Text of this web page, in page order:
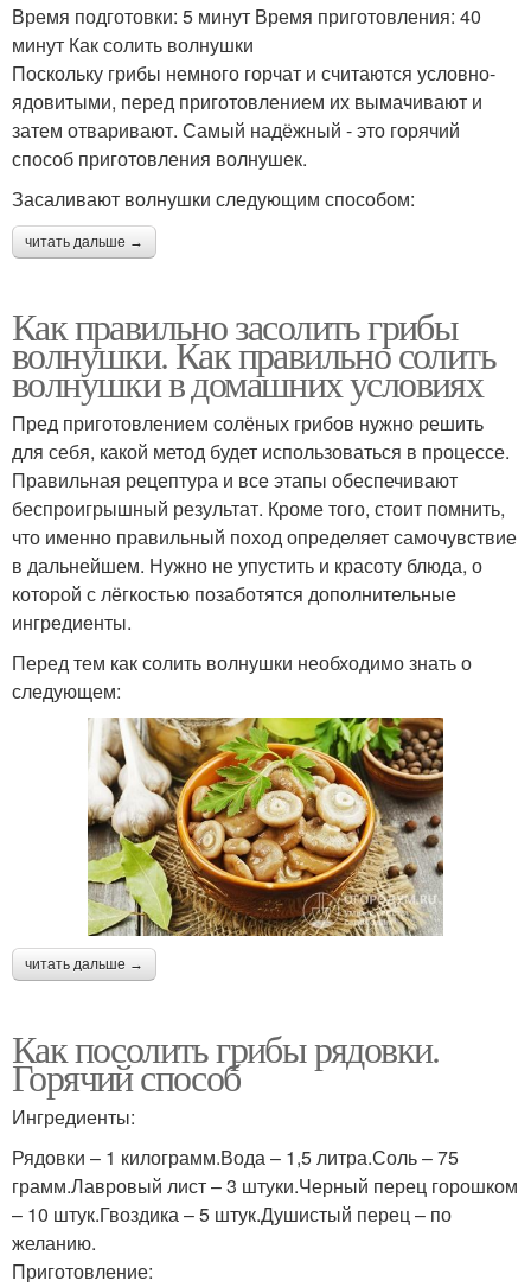
Время подготовки: 5 минут Время приготовления: 40
минут Как солить волнушки
Поскольку грибы немного горчат и считаются условно-
ядовитыми, перед приготовлением их вымачивают и
затем отваривают. Самый надёжный - это горячий
способ приготовления волнушек.
Засаливают волнушки следующим способом:
читать дальше →
Как правильно засолить грибы
волнушки. Как правильно солить
волнушки в домашних условиях
Пред приготовлением солёных грибов нужно решить
для себя, какой метод будет использоваться в процессе.
Правильная рецептура и все этапы обеспечивают
беспроигрышный результат. Кроме того, стоит помнить,
что именно правильный поход определяет самочувствие
в дальнейшем. Нужно не упустить и красоту блюда, о
которой с лёгкостью позаботятся дополнительные
ингредиенты.
Перед тем как солить волнушки необходимо знать о
следующем:
читать дальше →
Как посолить грибы рядовки.
Горячий способ
Ингредиенты:
Рядовки – 1 килограмм.Вода – 1,5 литра.Соль – 75
грамм.Лавровый лист – 3 штуки.Черный перец горошком
– 10 штук.Гвоздика – 5 штук.Душистый перец – по
желанию.
Приготовление: